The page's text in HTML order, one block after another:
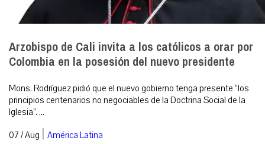
Arzobispo de Cali invita a los católicos a orar por
Colombia en la posesión del nuevo presidente
Mons. Rodríguez pidió que el nuevo gobierno tenga presente “los
principios centenarios no negociables de la Doctrina Social de la
Iglesia”. ...
07 / Aug | América Latina